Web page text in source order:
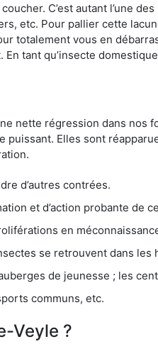
C’est autant l’une
etc. Pour pallier cette
totalement vous en
tant qu’insecte
nette régression dans nos
puissant. Elles sont
d’autres contrées.
et d’action probante de
en
se retrouvent dans les
de jeunesse ; les centres de
communs, etc.
Veyle ?